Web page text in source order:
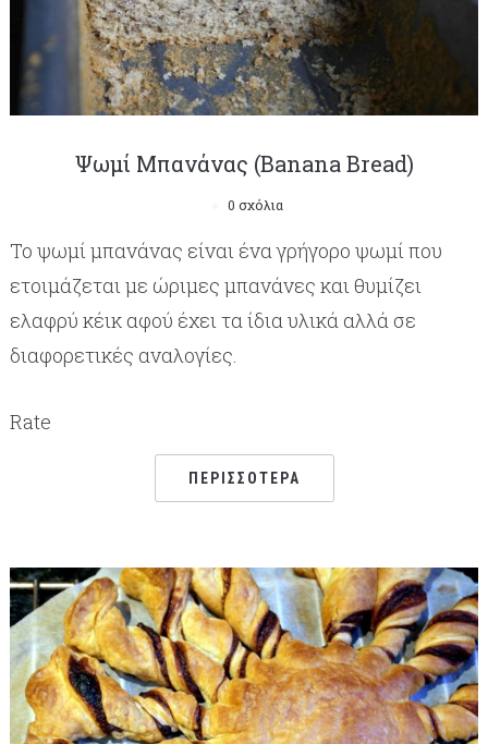
Ψωμί Mπανάνας (Banana Bread)
0 σχόλια
Το ψωμί μπανάνας είναι ένα γρήγορο ψωμί που
ετοιμάζεται με ώριμες μπανάνες και θυμίζει
ελαφρύ κέικ αφού έχει τα ίδια υλικά αλλά σε
διαφορετικές αναλογίες.
Rate
ΠΕΡΙΣΣΌΤΕΡΑ